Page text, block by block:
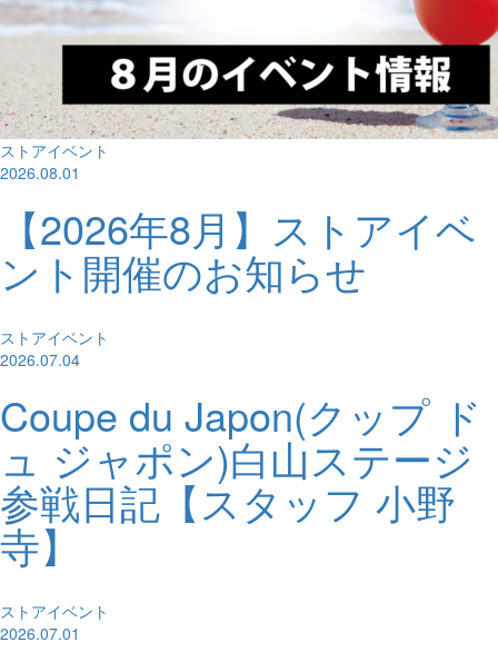
ストアイベント
2026.08.01
【2026年8月】ストアイベ
ント開催のお知らせ
ストアイベント
2026.07.04
Coupe du Japon(クップ ド
ュ ジャポン)白山ステージ
参戦日記【スタッフ 小野
寺】
ストアイベント
2026.07.01